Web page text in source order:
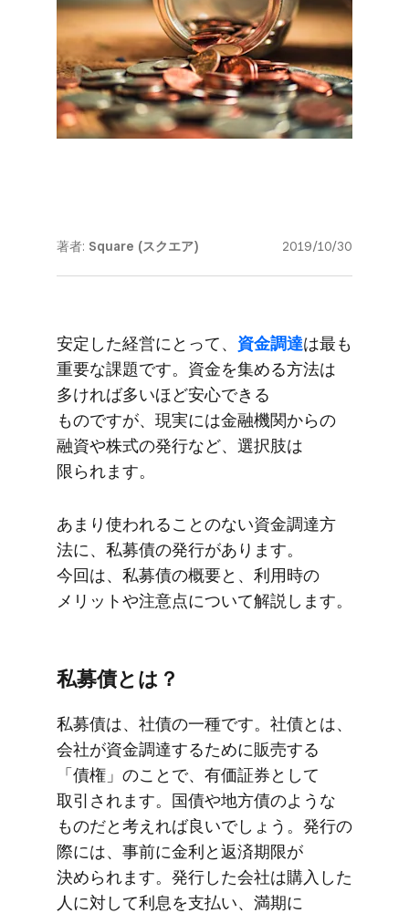
著者: Square (スクエア) 2019/10/30
安定した​経営に​とって、 ​資金調達は​最も​
重要な​課題です。​資金を​集める​方​法は​
多ければ​多い​ほど​安心できる​
ものですが、​現実には​金融機関からの​
融資や​株式の​発行など、​選択肢は​
限られます。
あまり​使われる​ことの​ない​資金調達方​
法に、​私募債の​発行が​あります。​
今回は、​私募債の​概要と、​利用時の​
メリットや​注意点に​ついて​解説します。
私募債とは？
私募債は、​社債の​一種です。​社債とは、​
会社が​資金調達する​ために​販売する​
「債権」の​ことで、​有価証券と​して​
取引されます。​国債や​地方​債のような​
ものだと​考えれば​良いでしょう。​発行の​
際には、​事前に​金利と​返済期限が​
決められます。​発行した​会社は​購入した​
人に​対して​利息を​支払い、​満期に​